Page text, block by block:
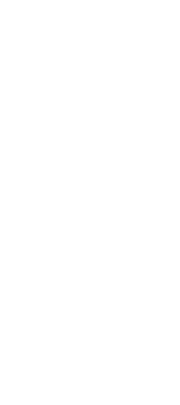
الاستاذة غادة
عاما